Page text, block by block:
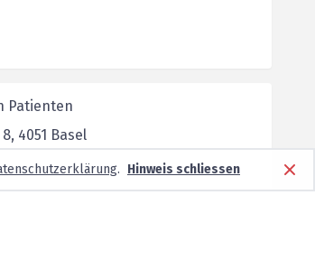
Patienten
4051 Basel
. Hinweis schliessen